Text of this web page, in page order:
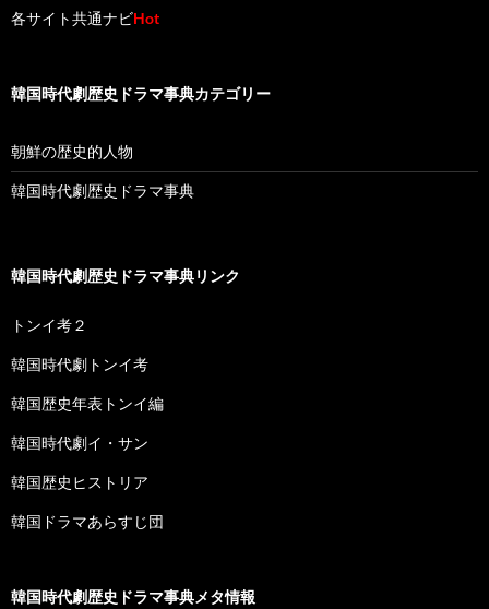
各サイト共通ナビHot
韓国時代劇歴史ドラマ事典カテゴリー
朝鮮の歴史的人物
韓国時代劇歴史ドラマ事典
韓国時代劇歴史ドラマ事典リンク
トンイ考２
韓国時代劇トンイ考
韓国歴史年表トンイ編
韓国時代劇イ・サン
韓国歴史ヒストリア
韓国ドラマあらすじ団
韓国時代劇歴史ドラマ事典メタ情報